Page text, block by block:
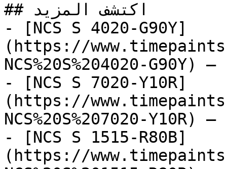
## اكتشف المزيد
- [NCS S 4020-G90Y]
(https://
NCS%20S%204020-G90Y)
- [NCS S 7020-Y10R]
(https://
NCS%20S%207020-Y10R)
- [NCS S 1515-R80B]
(https://